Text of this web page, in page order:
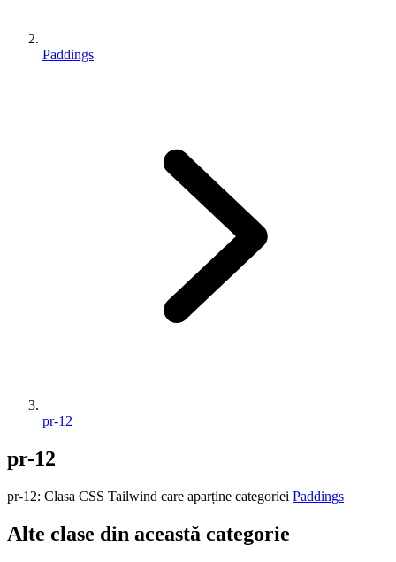
Paddings
pr-12
pr-12
pr-12: Clasa CSS Tailwind care aparține categoriei Paddings
Alte clase din această categorie